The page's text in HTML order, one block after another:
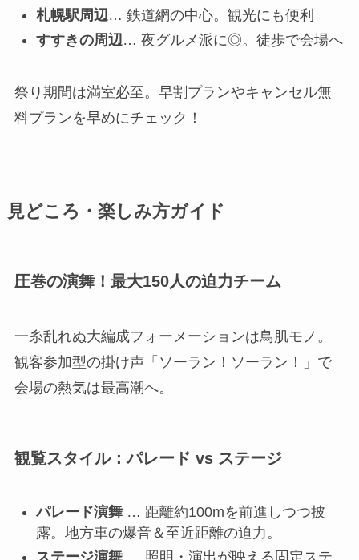
札幌駅周辺… 鉄道網の中心。観光にも便利
すすきの周辺… 夜グルメ派に◎。徒歩で会場へ
祭り期間は満室必至。早割プランやキャンセル無
料プランを早めにチェック！
見どころ・楽しみ方ガイド
圧巻の演舞！最大150人の迫力チーム
一糸乱れぬ大編成フォーメーションは鳥肌モノ。
観客参加型の掛け声「ソーラン！ソーラン！」で
会場の熱気は最高潮へ。
観覧スタイル：パレード vs ステージ
パレード演舞… 距離約100mを前進しつつ披
露。地方車の爆音＆至近距離の迫力。